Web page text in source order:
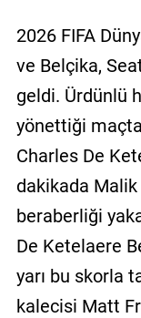
2026 FIFA
ve Belçika,
geldi. Ürdünlü
yönettiği
Charles De
dakikada Malik
beraberliği
De Ketelaere
yarı bu skorla
kalecisi Matt